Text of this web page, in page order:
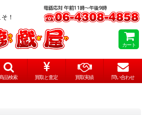
！
カート
品検索 買取と査定 買取実績 問い合わせ